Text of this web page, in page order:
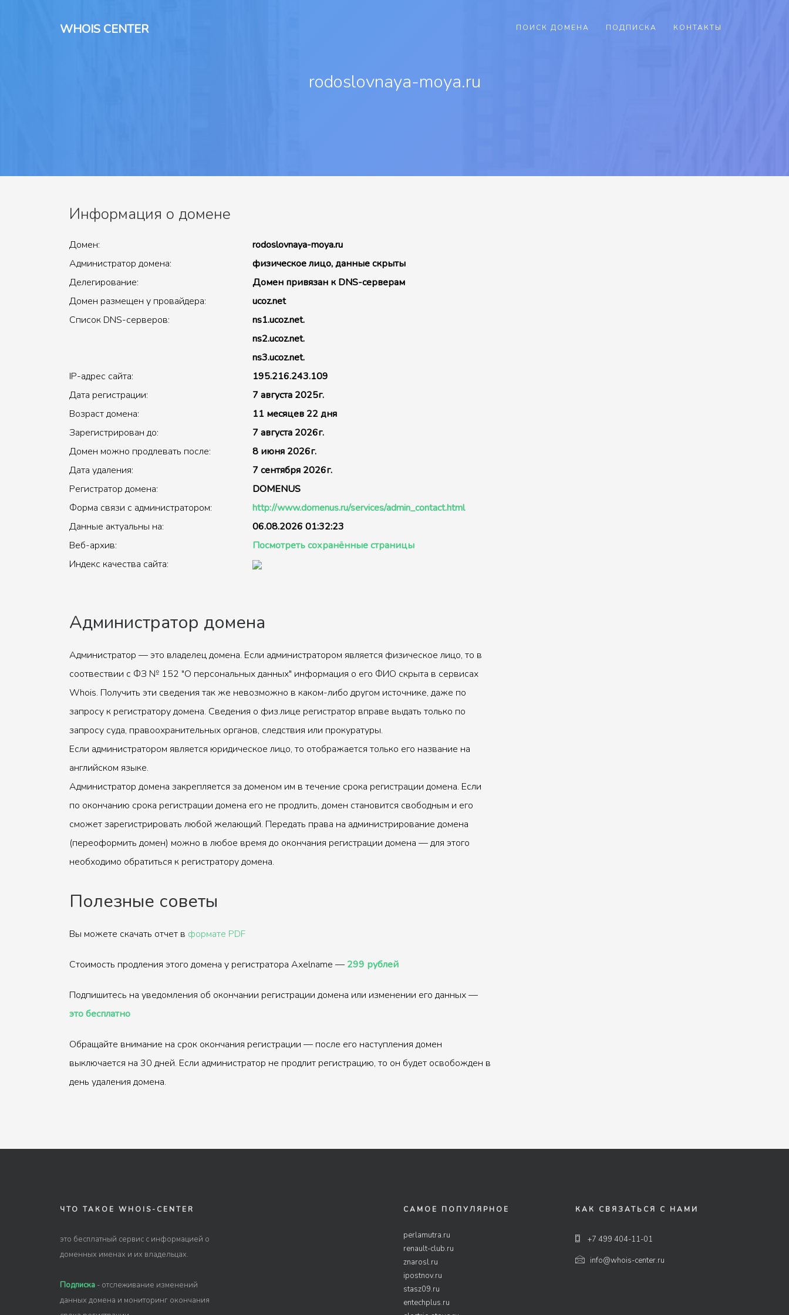
WHOIS CENTER ПОИСК ДОМЕНА ПОДПИСКА КОНТАКТЫ
rodoslovnaya-moya.ru
Информация о домене
Домен:
rodoslovnaya-moya.ru
Администратор домена:
физическое лицо, данные скрыты
Делегирование:
Домен привязан к DNS-серверам
Домен размещен у провайдера:
ucoz.net
Список DNS-серверов:
ns1.ucoz.net.
ns2.ucoz.net.
ns3.ucoz.net.
IP-адрес сайта:
195.216.243.109
Дата регистрации:
7 августа 2025г.
Возраст домена:
11 месяцев 22 дня
Зарегистрирован до:
7 августа 2026г.
Домен можно продлевать после:
8 июня 2026г.
Дата удаления:
7 сентября 2026г.
Регистратор домена:
DOMENUS
Форма связи с администратором:
http://www.domenus.ru/services/admin_contact.html
Данные актуальны на:
06.08.2026 01:32:23
Веб-архив:
Посмотреть сохранённые страницы
Индекс качества сайта:
Администратор домена
Администратор — это владелец домена. Если администратором является физическое лицо, то в
соотвествии с ФЗ № 152 "О персональных данных" информация о его ФИО скрыта в сервисах
Whois. Получить эти сведения так же невозможно в каком-либо другом источнике, даже по
запросу к регистратору домена. Сведения о физ.лице регистратор вправе выдать только по
запросу суда, правоохранительных органов, следствия или прокуратуры.
Если администратором является юридическое лицо, то отображается только его название на
английском языке.
Администратор домена закрепляется за доменом им в течение срока регистрации домена. Если
по окончанию срока регистрации домена его не продлить, домен становится свободным и его
сможет зарегистрировать любой желающий. Передать права на администрирование домена
(переоформить домен) можно в любое время до окончания регистрации домена — для этого
необходимо обратиться к регистратору домена.
Полезные советы
Вы можете скачать отчет в формате PDF
Стоимость продления этого домена у регистратора Axelname — 299 рублей
Подпишитесь на уведомления об окончании регистрации домена или изменении его данных —
это бесплатно
Обращайте внимание на срок окончания регистрации — после его наступления домен
выключается на 30 дней. Если администратор не продлит регистрацию, то он будет освобожден в
день удаления домена.
ЧТО ТАКОЕ WHOIS-CENTER
это бесплатный сервис с информацией о
доменных именах и их владельцах.
Подписка - отслеживание изменений
данных домена и мониторинг окончания
САМОЕ ПОПУЛЯРНОЕ
perlamutra.ru
renault-club.ru
znarosl.ru
ipostnov.ru
stasz09.ru
entechplus.ru
КАК СВЯЗАТЬСЯ С НАМИ
+7 499 404-11-01
info@whois-center.ru